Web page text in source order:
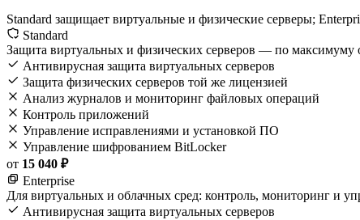
Standard защищает виртуальные и физические серверы;
Standard
Защита виртуальных и физических серверов — по
Антивирусная защита виртуальных серверов
Защита физических серверов той же лицензией
Анализ журналов и мониторинг файловых операций
Контроль приложений
Управление исправлениями и установкой ПО
Управление шифрованием BitLocker
от 15 040 ₽
Enterprise
Для виртуальных и облачных сред: контроль, мониторинг и
Антивирусная защита виртуальных серверов